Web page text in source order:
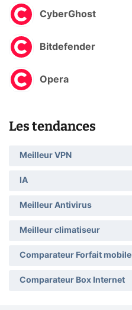
CyberGhost
Bitdefender
Opera
Les tendances
Meilleur VPN
IA
Meilleur Antivirus
Meilleur climatiseur
Comparateur Forfait mobile
Comparateur Box Internet